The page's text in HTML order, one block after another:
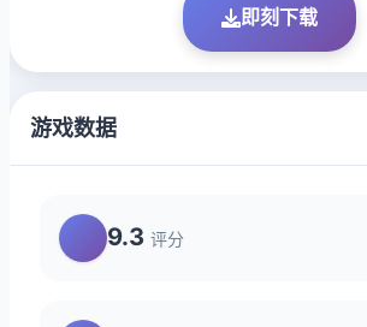
即刻下载
游戏数据
9.3 评分